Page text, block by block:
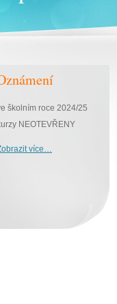
školním roce 2024/25
NEOTEVŘENY
více…